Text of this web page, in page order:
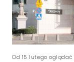
Od 15 lutego